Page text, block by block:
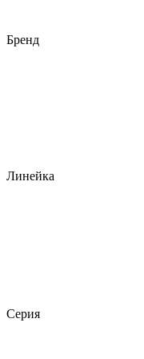
Бренд
Линейка
Серия